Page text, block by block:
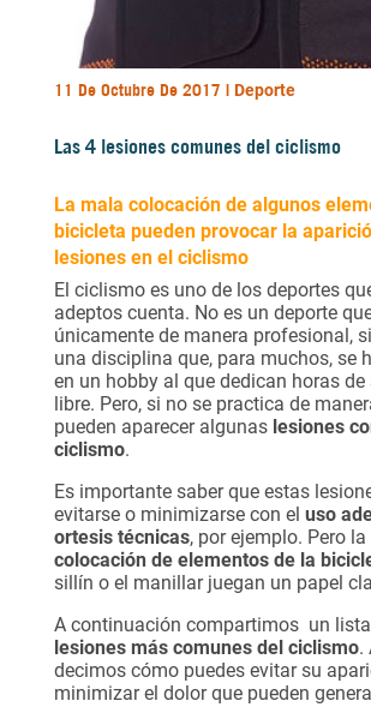
11 De Octubre De 2017 | Deporte
Las 4 lesiones comunes del ciclismo
La mala colocación de algunos
bicicleta pueden provocar la
lesiones en el ciclismo
El ciclismo es uno de los deportes
adeptos cuenta. No es un deporte
únicamente de manera profesional,
una disciplina que, para muchos, se
en un hobby al que dedican horas
libre. Pero, si no se practica de
pueden aparecer algunas lesiones
ciclismo.
Es importante saber que estas
evitarse o minimizarse con el uso
ortesis técnicas, por ejemplo. Pero la
colocación de elementos de la
sillín o el manillar juegan un papel
A continuación compartimos un
lesiones más comunes del ciclismo.
decimos cómo puedes evitar su
minimizar el dolor que pueden